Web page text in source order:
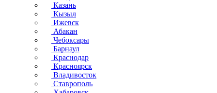
Казань
Кызыл
Ижевск
Абакан
Чебоксары
Барнаул
Краснодар
Красноярск
Владивосток
Ставрополь